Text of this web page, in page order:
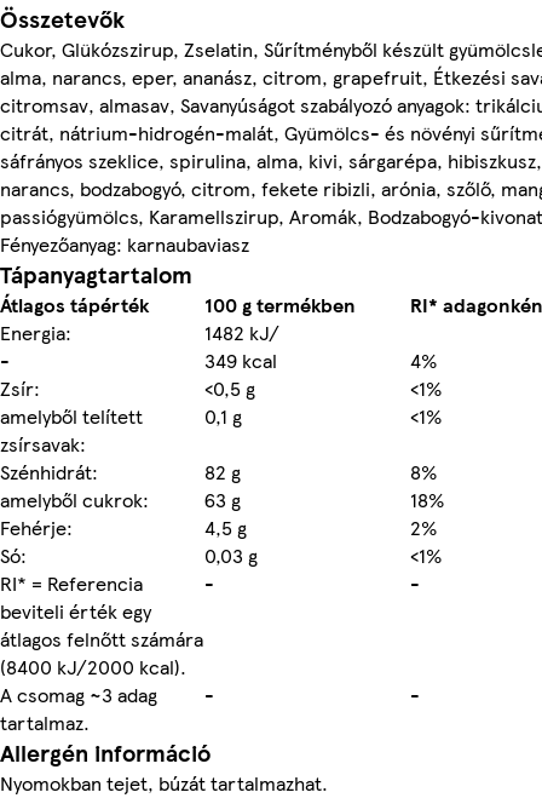
Összetevők
Cukor, Glükózszirup, Zselatin, Sűrítményből készült
alma, narancs, eper, ananász, citrom, grapefruit, Étkezési
citromsav, almasav, Savanyúságot szabályozó anyagok:
citrát, nátrium-hidrogén-malát, Gyümölcs- és növényi
sáfrányos szeklice, spirulina, alma, kivi, sárgarépa, hibiszkusz,
narancs, bodzabogyó, citrom, fekete ribizli, arónia, szőlő,
passiógyümölcs, Karamellszirup, Aromák, Bodzabogyó-
Fényezőanyag: karnaubaviasz
Tápanyagtartalom
Átlagos tápérték 100 g termékben
RI*
Energia:
1482 kJ/
-
349 kcal
4%
Zsír:
<0,5 g
<1%
amelyből telített
zsírsavak:
0,1 g
<1%
Szénhidrát:
82 g
8%
amelyből cukrok:
63 g
18%
Fehérje:
4,5 g
2%
Só:
0,03 g
<1%
RI* = Referencia
beviteli érték egy
átlagos felnőtt számára
(8400 kJ/2000 kcal).
- -
A csomag ~3 adag
tartalmaz.
- -
Allergén információ
Nyomokban tejet, búzát tartalmazhat.